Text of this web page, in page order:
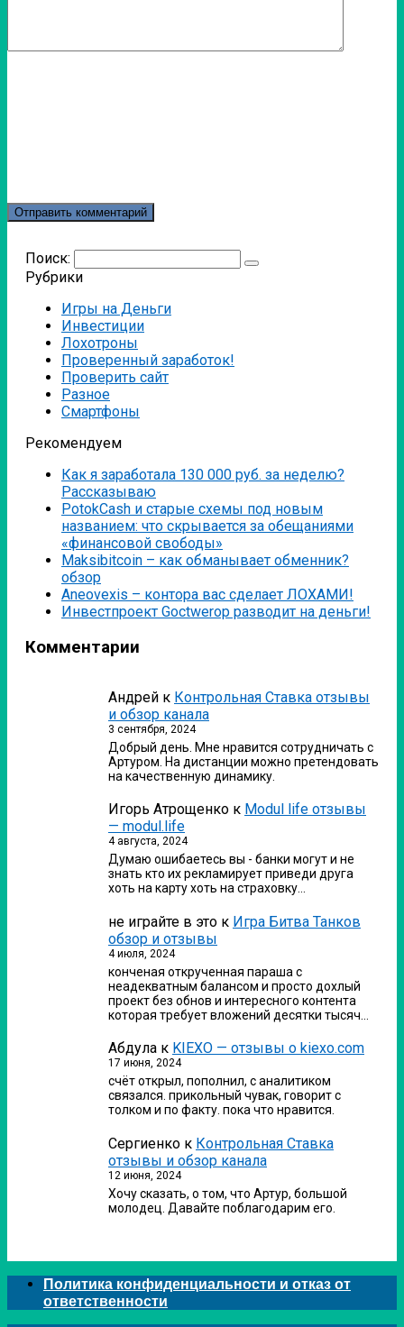
Поиск:
Рубрики
Игры на Деньги
Инвестиции
Лохотроны
Проверенный заработок!
Проверить сайт
Разное
Смартфоны
Рекомендуем
Как я заработала 130 000 руб. за неделю?
Рассказываю
PotokCash и старые схемы под новым
названием: что скрывается за обещаниями
«финансовой свободы»
Мaksibitcoin – как обманывает обменник?
обзор
Аneovexis – контора вас сделает ЛОХАМИ!
Инвестпроект Goctwerop разводит на деньги!
Комментарии
Андрей к Контрольная Ставка отзывы
и обзор канала
3 сентября, 2024
Добрый день. Мне нравится сотрудничать с
Артуром. На дистанции можно претендовать
на качественную динамику.
Игорь Атрощенко к Modul life отзывы
— modul.life
4 августа, 2024
Думаю ошибаетесь вы - банки могут и не
знать кто их рекламирует приведи друга
хоть на карту хоть на страховку…
не играйте в это к Игра Битва Танков
обзор и отзывы
4 июля, 2024
конченая открученная параша с
неадекватным балансом и просто дохлый
проект без обнов и интересного контента
которая требует вложений десятки тысяч…
Абдула к KIEXO — отзывы о kiexo.com
17 июня, 2024
счёт открыл, пополнил, с аналитиком
связался. прикольный чувак, говорит с
толком и по факту. пока что нравится.
Сергиенко к Контрольная Ставка
отзывы и обзор канала
12 июня, 2024
Хочу сказать, о том, что Артур, большой
молодец. Давайте поблагодарим его.
Политика конфиденциальности и отказ от
ответственности